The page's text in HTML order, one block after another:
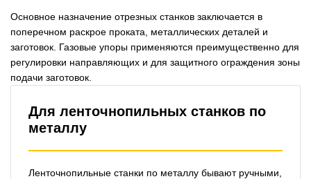
Основное назначение отрезных станков заключается в
поперечном раскрое проката, металлических деталей и
заготовок. Газовые упоры применяются преимущественно для
регулировки направляющих и для защитного ограждения зоны
подачи заготовок.
Для ленточнопильных станков по
металлу
Ленточнопильные станки по металлу бывают ручными,